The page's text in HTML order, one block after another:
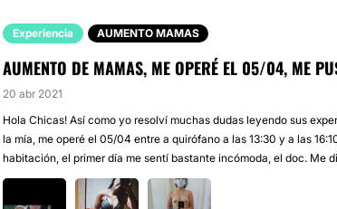
Experiencia AUMENTO MAMAS
AUMENTO DE MAMAS, ME OPERÉ EL 05/04, ME
20 abr 2021
Hola Chicas! Así como yo resolví muchas dudas leyendo sus
la mía, me operé el 05/04 entre a quirófano a las 13:30 y a las
habitación, el primer día me sentí bastante incómoda, el doc. Me